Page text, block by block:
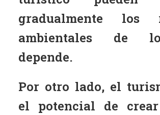
gradualmente los
ambientales de
depende.
Por otro lado, el
el potencial de